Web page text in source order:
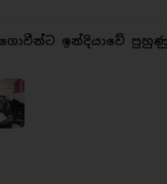
ඉන්දියාවේ